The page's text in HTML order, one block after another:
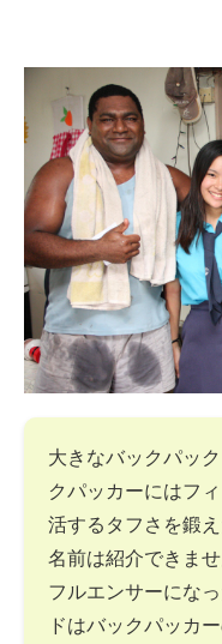
大きなバックパッ
クパッカーにはフ
活するタフさを鍛
名前は紹介できま
フルエンサーにな
ドはバックパッカ